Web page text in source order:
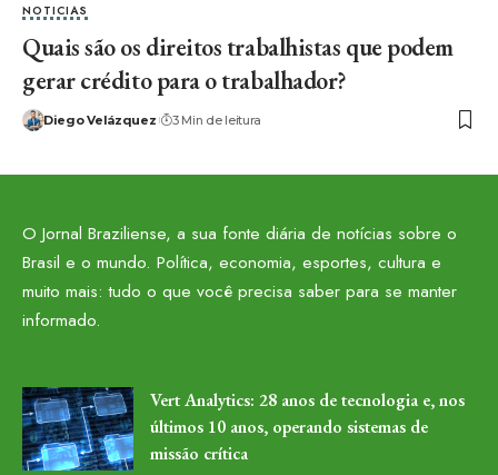
NOTICIAS
Quais são os direitos trabalhistas que podem
gerar crédito para o trabalhador?
Diego Velázquez 3 Min de leitura
O Jornal Braziliense, a sua fonte diária de notícias sobre o
Brasil e o mundo. Política, economia, esportes, cultura e
muito mais: tudo o que você precisa saber para se manter
informado.
Vert Analytics: 28 anos de tecnologia e, nos
últimos 10 anos, operando sistemas de
missão crítica